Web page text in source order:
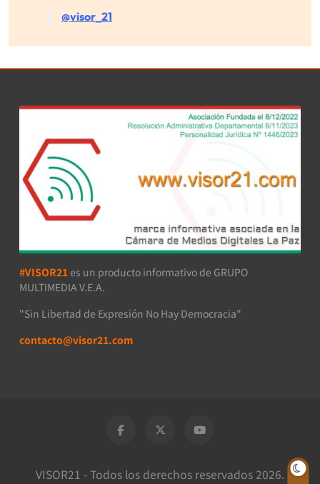
@visor_21
#VISOR21 es un producto informativo de GRUPO
MULTIMEDIA V.E.A.
"Sin Libertad de Expresión No Hay Democracia"
contacto@visor21.com
VISOR21 - Todos los derechos reservados 2026.